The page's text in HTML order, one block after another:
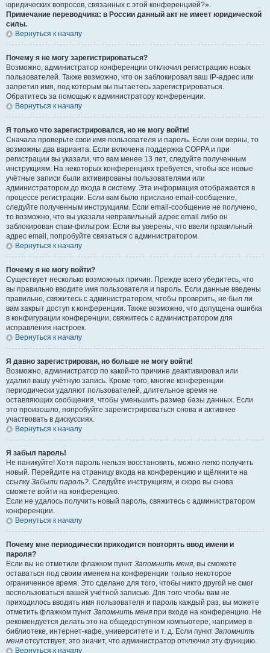
юридических вопросов, связанных с этой конференцией?».
Примечание переводчика: в России данный акт не имеет юридической
силы.
Вернуться к началу
Почему я не могу зарегистрироваться?
Возможно, администратор конференции отключил регистрацию новых
пользователей. Также возможно, что он заблокировал ваш IP-адрес или
запретил имя, под которым вы пытаетесь зарегистрироваться.
Обратитесь за помощью к администратору конференции.
Вернуться к началу
Я только что зарегистрировался, но не могу войти!
Сначала проверьте свои имя пользователя и пароль. Если они верны, то
возможны два варианта. Если включена поддержка COPPA и при
регистрации вы указали, что вам менее 13 лет, следуйте полученным
инструкциям. На некоторых конференциях требуется, чтобы все новые
учётные записи были активированы пользователями или
администратором до входа в систему. Эта информация отображается в
процессе регистрации. Если вам было прислано email-сообщение,
следуйте полученным инструкциям. Если email-сообщение не получено,
то возможно, что вы указали неправильный адрес email либо он
заблокирован спам-фильтром. Если вы уверены, что ввели правильный
адрес email, попробуйте связаться с администратором.
Вернуться к началу
Почему я не могу войти?
Существует несколько возможных причин. Прежде всего убедитесь, что
вы правильно вводите имя пользователя и пароль. Если данные введены
правильно, свяжитесь с администратором, чтобы проверить, не был ли
вам закрыт доступ к конференции. Также возможно, что допущена ошибка
в конфигурации конференции, свяжитесь с администратором для
исправления настроек.
Вернуться к началу
Я давно зарегистрирован, но больше не могу войти!
Возможно, администратор по какой-то причине деактивировал или
удалил вашу учётную запись. Кроме того, многие конференции
периодически удаляют пользователей, длительное время не
оставляющих сообщения, чтобы уменьшить размер базы данных. Если
это произошло, попробуйте зарегистрироваться снова и активнее
участвовать в дискуссиях.
Вернуться к началу
Я забыл пароль!
Не паникуйте! Хотя пароль нельзя восстановить, можно легко получить
новый. Перейдите на страницу входа на конференцию и щёлкните на
ссылку Забыли пароль?. Следуйте инструкциям, и скоро вы снова
сможете войти на конференцию.
Если не удалось получить новый пароль, свяжитесь с администратором
конференции.
Вернуться к началу
Почему мне периодически приходится повторять ввод имени и
пароля?
Если вы не отметили флажком пункт Запомнить меня, вы сможете
оставаться под своим именем на конференции только некоторое
ограниченное время. Это сделано для того, чтобы никто другой не смог
воспользоваться вашей учётной записью. Для того чтобы вам не
приходилось вводить имя пользователя и пароль каждый раз, вы можете
отметить флажком пункт Запомнить меня при входе на конференцию. Не
рекомендуется делать это на общедоступном компьютере, например в
библиотеке, интернет-кафе, университете и т. д. Если пункт Запомнить
меня отсутствует, это значит, что администратор отключил эту функцию.
Вернуться к началу